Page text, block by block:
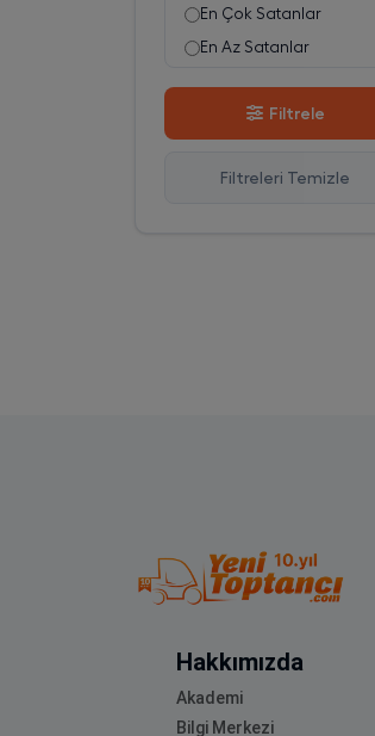
En Çok Satanlar
En Az Satanlar
Stok Artan
En Çok Favorilenen
Filtrele
Filtreleri Temizle
Hakkımızda
Akademi
Bilgi Merkezi